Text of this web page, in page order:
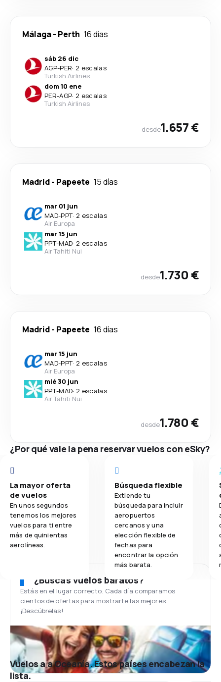
Málaga- Perth 16 días
sáb 26 dic
AGP-PER· 2 escalas
Turkish Airlines
dom 10 ene
PER-AGP· 2 escalas
Turkish Airlines
desde1.657 €
Madrid- Papeete 15 días
mar 01 jun
MAD-PPT· 2 escalas
Air Europa
mar 15 jun
PPT-MAD· 2 escalas
Air Tahiti Nui
desde1.730 €
Madrid- Papeete 16 días
mar 15 jun
MAD-PPT· 2 escalas
Air Europa
mié 30 jun
PPT-MAD· 2 escalas
Air Tahiti Nui
desde1.780 €
¿Por qué vale la pena reservar vuelos con eSky?
La mayor oferta
de vuelos
En unos segundos
tenemos los mejores
vuelos para ti entre
más de quinientas
aerolíneas.
Búsqueda flexible
Extiende tu
búsqueda para incluir
aeropuertos
cercanos y una
elección flexible de
fechas para
encontrar la opción
más barata.
¿Buscas vuelos baratos?
Estás en el lugar correcto. Cada día comparamos
cientos de ofertas para mostrarte las mejores.
¡Descúbrelas!
Vuelos a a Oceanía. Estos países encabezan la
lista.